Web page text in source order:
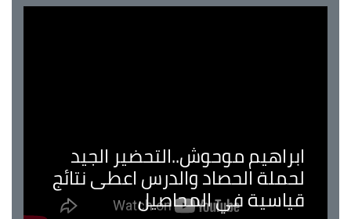
ابراهيم موحوش..التحضير الجيد
لحملة الحصاد والدرس اعطى نتائج
قياسية في المحاصيل